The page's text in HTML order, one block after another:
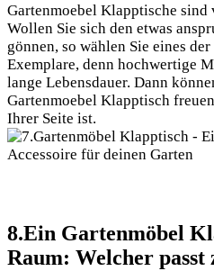
Gartenmoebel Klapptische
Wollen Sie sich den etwas
gönnen, so wählen Sie eines
Exemplare, denn hochwertige
lange Lebensdauer. Dann
Gartenmoebel Klapptisch
Ihrer Seite ist.
8.Ein Gartenmöbel
Raum: Welcher passt